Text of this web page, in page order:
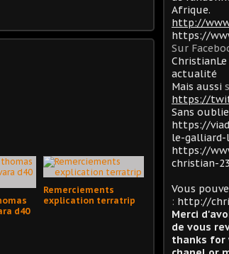
d40
Remerciements
explication terratrip
Afrique.
http://
https://
Sur
actualité
Mais aussi
https://
Sans
https://
le-galliard-
https://
christian-
Vous
: http://
Merci
de vous
thanks for